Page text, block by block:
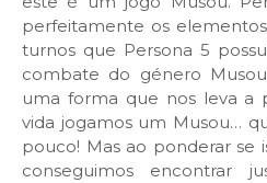
perfeitamente os
turnos que Persona 5
combate do género
uma forma que nos leva a
vida jogamos um Musou…
pouco! Mas ao ponderar se
conseguimos encontrar